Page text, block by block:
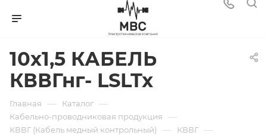
10х1,5 КАБЕЛЬ
КВВГнг- LSLTx
Главная — Каталог —
Кабельно-проводниковая продукция —
КВВГ (Кабель медный контрольный) — КВВГ —